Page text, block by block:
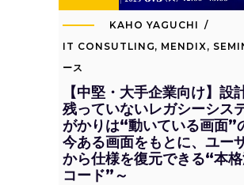
KAHO YAGUCHI
IT CONSUTLING, MENDIX ,
ース
【中堅・大手企業向け】設
残っていないレガシーシス
がかりは“動いている画面”
今ある画面をもとに、ユー
から仕様を復元できる“本
コード”～